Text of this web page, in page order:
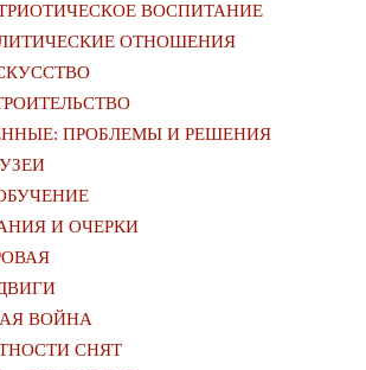
ВОСПИТАНИЕ
ОТНОШЕНИЯ
ПРОБЛЕМЫ И РЕШЕНИЯ
И ОЧЕРКИ
ВОЙНА
СНЯТ